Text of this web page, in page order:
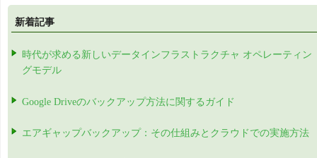
新着記事
時代が求める新しいデータインフラストラクチャ オペレーティン
グモデル
Google Driveのバックアップ方法に関するガイド
エアギャップバックアップ：その仕組みとクラウドでの実施方法